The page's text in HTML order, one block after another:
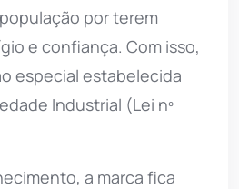
por terem
e confiança. Com isso,
especial estabelecida
Industrial (Lei nº
a marca fica